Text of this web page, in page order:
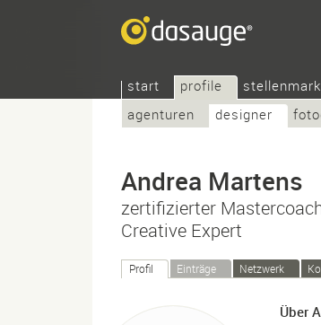
start
profile
agenturen
designer
Andrea Martens
zertifizierter
Creative Expert
Profil Einträge Netzwerk
Über